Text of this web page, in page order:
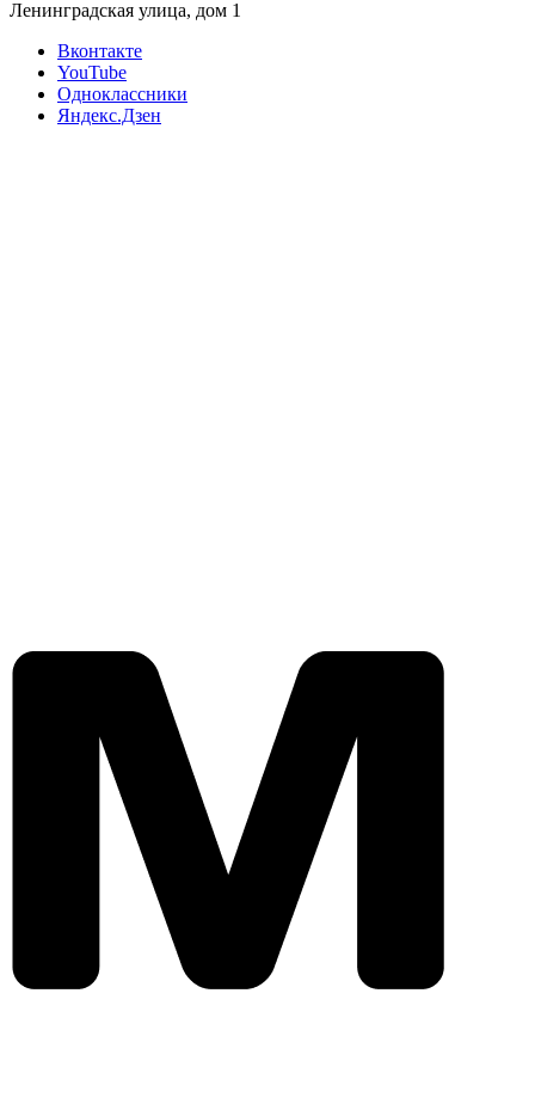
Ленинградская улица, дом 1
Вконтакте
YouTube
Одноклассники
Яндекс.Дзен